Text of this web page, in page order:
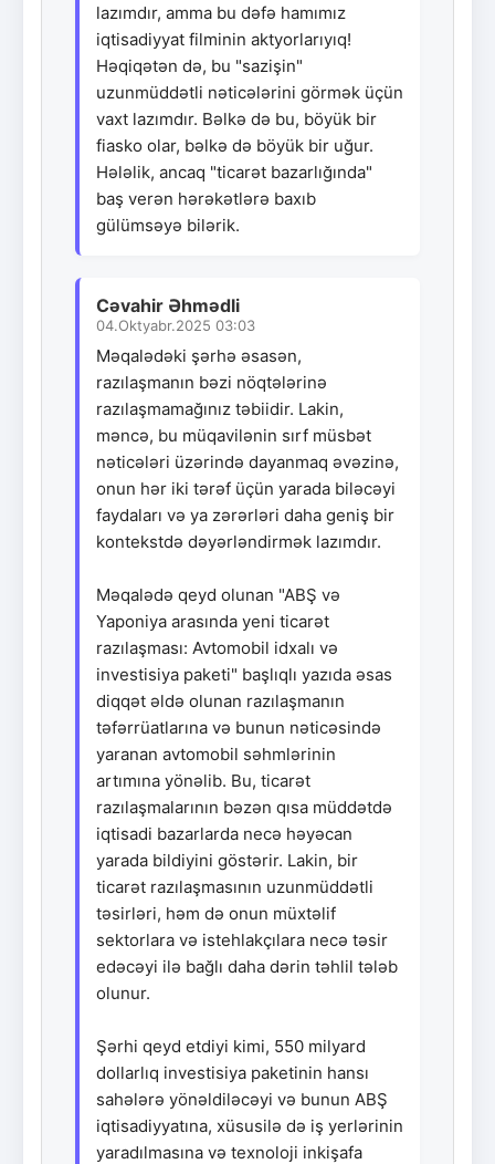
lazımdır, amma bu dəfə hamımız
iqtisadiyyat filminin aktyorlarıyıq!
Həqiqətən də, bu "sazişin"
uzunmüddətli nəticələrini görmək üçün
vaxt lazımdır. Bəlkə də bu, böyük bir
fiasko olar, bəlkə də böyük bir uğur.
Hələlik, ancaq "ticarət bazarlığında"
baş verən hərəkətlərə baxıb
gülümsəyə bilərik.
Cəvahir Əhmədli
04.Oktyabr.2025 03:03
Məqalədəki şərhə əsasən,
razılaşmanın bəzi nöqtələrinə
razılaşmamağınız təbiidir. Lakin,
məncə, bu müqavilənin sırf müsbət
nəticələri üzərində dayanmaq əvəzinə,
onun hər iki tərəf üçün yarada biləcəyi
faydaları və ya zərərləri daha geniş bir
kontekstdə dəyərləndirmək lazımdır.
Məqalədə qeyd olunan "ABŞ və
Yaponiya arasında yeni ticarət
razılaşması: Avtomobil idxalı və
investisiya paketi" başlıqlı yazıda əsas
diqqət əldə olunan razılaşmanın
təfərrüatlarına və bunun nəticəsində
yaranan avtomobil səhmlərinin
artımına yönəlib. Bu, ticarət
razılaşmalarının bəzən qısa müddətdə
iqtisadi bazarlarda necə həyəcan
yarada bildiyini göstərir. Lakin, bir
ticarət razılaşmasının uzunmüddətli
təsirləri, həm də onun müxtəlif
sektorlara və istehlakçılara necə təsir
edəcəyi ilə bağlı daha dərin təhlil tələb
olunur.
Şərhi qeyd etdiyi kimi, 550 milyard
dollarlıq investisiya paketinin hansı
sahələrə yönəldiləcəyi və bunun ABŞ
iqtisadiyyatına, xüsusilə də iş yerlərinin
yaradılmasına və texnoloji inkişafa